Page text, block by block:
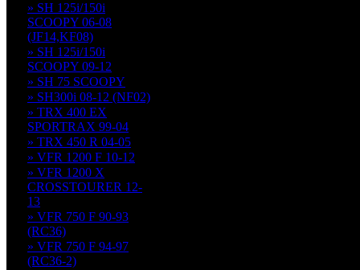
» SH 125i/150i
SCOOPY 06-08
(JF14,KF08)
» SH 125i/150i
SCOOPY 09-12
» SH 75 SCOOPY
» SH300i 08-12 (NF02)
» TRX 400 EX
SPORTRAX 99-04
» TRX 450 R 04-05
» VFR 1200 F 10-12
» VFR 1200 X
CROSSTOURER 12-
13
» VFR 750 F 90-93
(RC36)
» VFR 750 F 94-97
(RC36-2)